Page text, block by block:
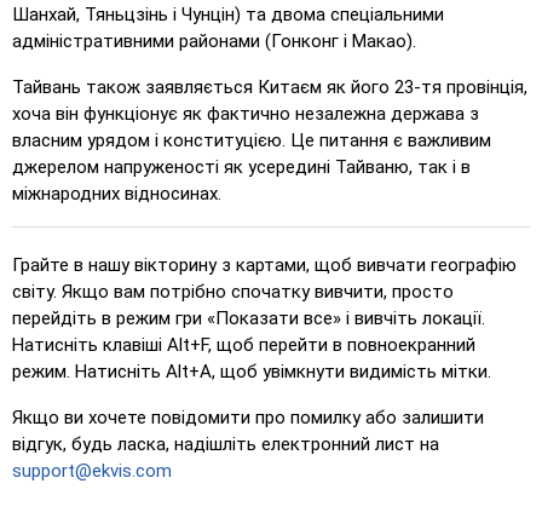
Натисніть на… (легко): Подібно до 'Натисніть на…',
але виділяються три можливі місця для полегшення
Натисніть на…: Натисніть точно на вказане місце.
Натисніть на… (складно): Як 'Натисніть на…', але після
натискання місця повертаються до свого початкового
кольору.
видимих меж, що ускладнює гру.
Натисніть на… (прапори)
: Як 'Натисніть на…', але
відображається лише прапор – без назв.
Широкий вибір : Виберіть правильний варіант із
Тип випадковий: Вводьте назви місць у будь-якому
порядку; вони будуть підсвічені на карті у міру
Шанхай, Тяньцзінь і Чунцін) та двома спеціальними
адміністративними районами (Гонконг і Макао).
Тайвань також заявляється Китаєм як його 23-тя провінція,
хоча він функціонує як фактично незалежна держава з
власним урядом і конституцією. Це питання є важливим
джерелом напруженості як усередині Тайваню, так і в
міжнародних відносинах.
Грайте в нашу вікторину з картами, щоб вивчати географію
світу. Якщо вам потрібно спочатку вивчити, просто
перейдіть в режим гри «Показати все» і вивчіть локації.
Натисніть клавіші Alt+F, щоб перейти в повноекранний
режим. Натисніть Alt+A, щоб увімкнути видимість мітки.
Якщо ви хочете повідомити про помилку або залишити
відгук, будь ласка, надішліть електронний лист на
support@ekvis.com